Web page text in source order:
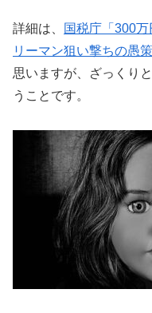
詳細は、
国税庁「300
リーマン狙い撃ちの愚
思いますが、ざっくり
うことです。